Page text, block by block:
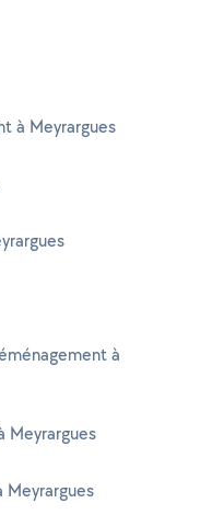
à Meyrargues
à
Meyrargues
Meyrargues